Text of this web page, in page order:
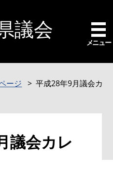
議会
メニュー
ージ
平成28年9月議会カ
議会カレ